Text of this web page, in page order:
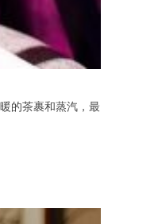
的茶裹和蒸汽，最